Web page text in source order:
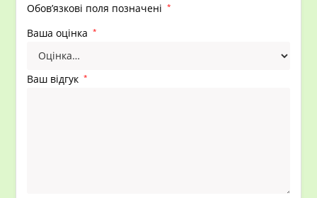
Обов’язкові поля позначені
*
Ваша оцінка *
Ваш відгук *